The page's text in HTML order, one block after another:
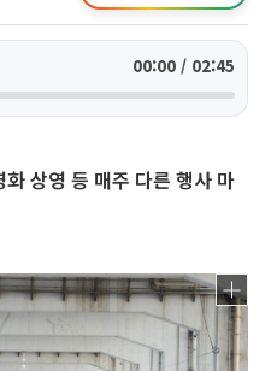
00:00 / 02:45
상영 등 매주 다른 행사 마